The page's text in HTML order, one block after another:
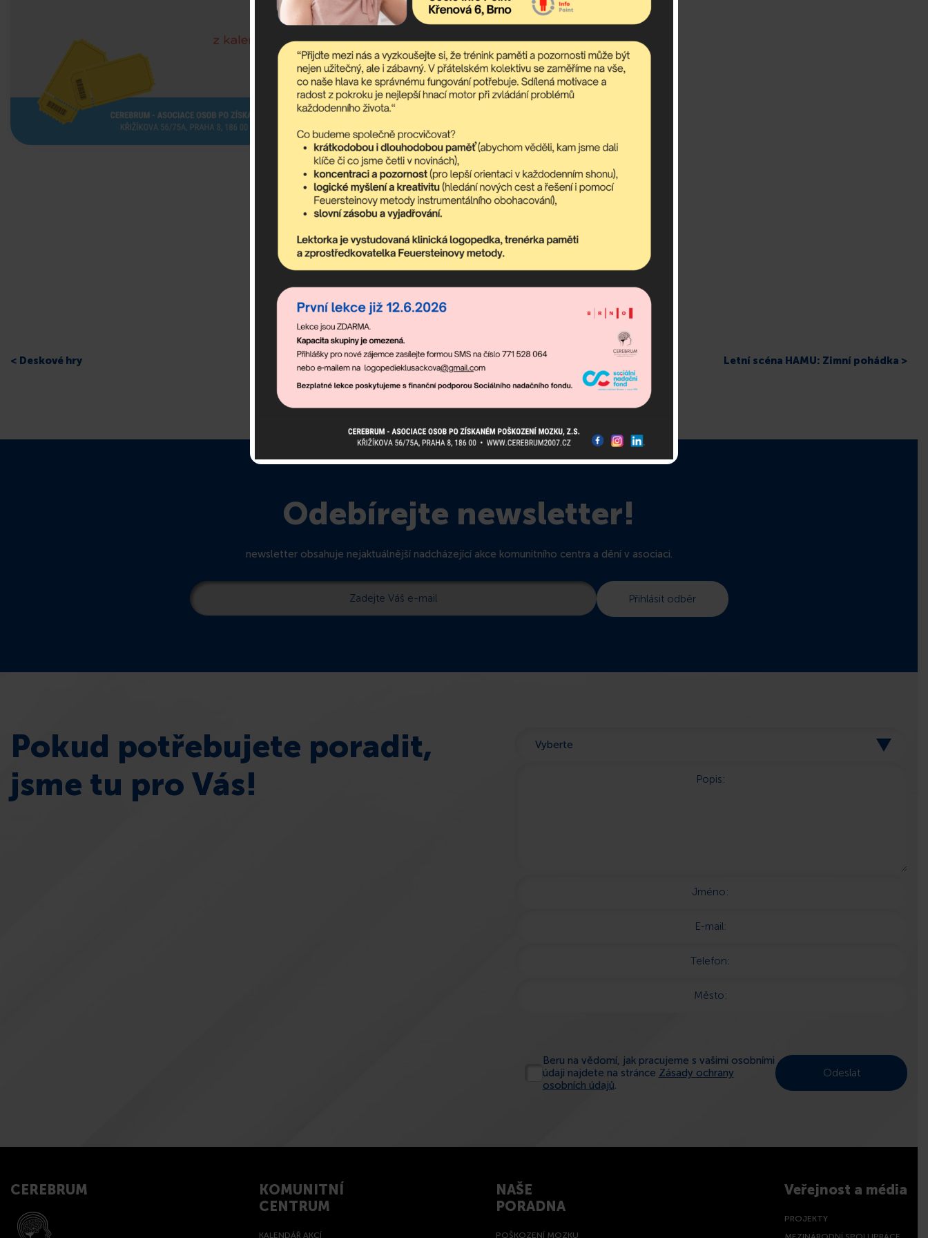
< Deskové hry Letní scéna HAMU: Zimní pohádka >
Odebírejte newsletter!
newsletter obsahuje nejaktuálnější nadcházející akce komunitního centra a dění v asociaci.
Pokud potřebujete poradit,
jsme tu pro Vás!
Popis:
Jméno:
E-mail:
Telefon:
Město:
Beru na vědomí, jak pracujeme s vašimi osobními
údaji najdete na stránce Zásady ochrany
osobních údajů.
CEREBRUM
KOMUNITNÍ
CENTRUM
KALENDÁŘ AKCÍ
NAŠE
PORADNA
POŠKOZENÍ MOZKU
Veřejnost a média
PROJEKTY